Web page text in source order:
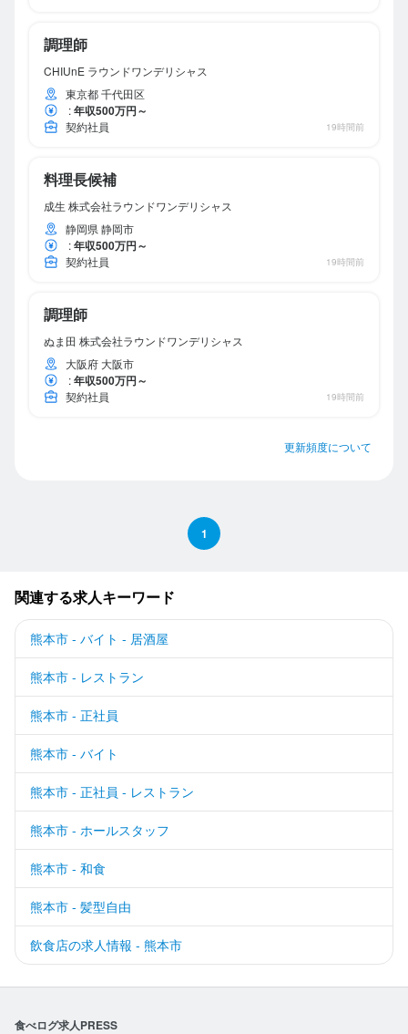
調理師
CHIUnE ラウンドワンデリシャス
東京都 千代田区
:年収500万円～
契約社員 19時間前
料理長候補
成生 株式会社ラウンドワンデリシャス
静岡県 静岡市
:年収500万円～
契約社員 19時間前
調理師
ぬま田 株式会社ラウンドワンデリシャス
大阪府 大阪市
:年収500万円～
契約社員 19時間前
更新頻度について
1
関連する求人キーワード
熊本市 - バイト - 居酒屋
熊本市 - レストラン
熊本市 - 正社員
熊本市 - バイト
熊本市 - 正社員 - レストラン
熊本市 - ホールスタッフ
熊本市 - 和食
熊本市 - 髪型自由
飲食店の求人情報 - 熊本市
食べログ求人PRESS